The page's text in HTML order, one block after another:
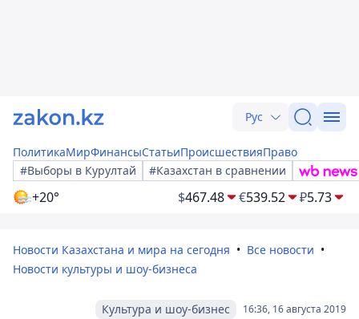
Рус
ПолитикаМирФинансыСтатьиПроисшествияПраво
#Выборы в Курултай
#Казахстан в сравнении
+20° $467.48 €539.52 ₽5.73
Новости Казахстана и мира на сегодня
Все новости
Новости культуры и шоу-бизнеса
16:36, 16 августа 2019
Культура и шоу-бизнес